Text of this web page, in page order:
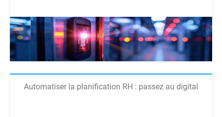
Automatiser la planification RH : passez au digital